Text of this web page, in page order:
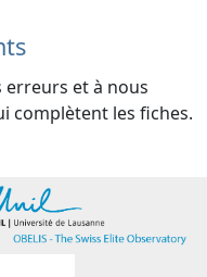
erreurs et à nous
complètent les fiches.